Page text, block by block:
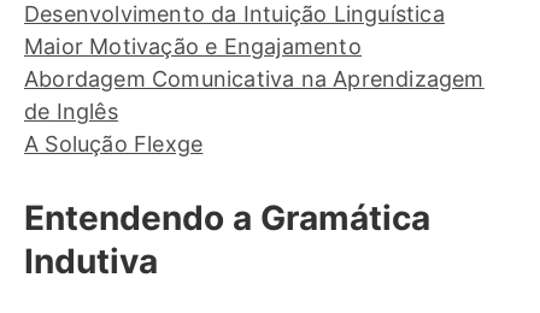
Desenvolvimento da Intuição Linguística
Maior Motivação e Engajamento
Abordagem Comunicativa na Aprendizagem
de Inglês
A Solução Flexge
Entendendo a Gramática
Indutiva